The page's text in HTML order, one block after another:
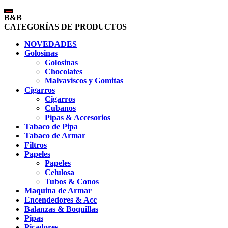
B&B
CATEGORÍAS DE PRODUCTOS
NOVEDADES
Golosinas
Golosinas
Chocolates
Malvaviscos y Gomitas
Cigarros
Cigarros
Cubanos
Pipas & Accesorios
Tabaco de Pipa
Tabaco de Armar
Filtros
Papeles
Papeles
Celulosa
Tubos & Conos
Maquina de Armar
Encendedores & Acc
Balanzas & Boquillas
Pipas